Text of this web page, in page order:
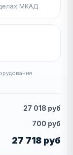
МКАД
27 018 руб
700 руб
27 718 руб